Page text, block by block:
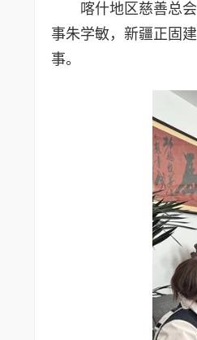
喀什地区慈善总
事朱学敏，新疆正固
事。